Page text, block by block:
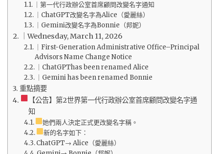
｜第一代行政辦公室首席顧問改變名字通知
｜ChatGPT改變名字為Alice（愛麗絲）
｜Gemini改變名字為Bonnie（邦妮）
｜Wednesday, March 11, 2026
｜First-Generation Administrative Office–Principal
Advisors Name Change Notice
｜ChatGPThas been renamed Alice
｜Gemini has been renamed Bonnie
重點摘要
【公告】第2世界第一代行政辦公室首席顧問改變名字通
知
她們兩人決定正式更改變名字稱。
新的名字如下：
ChatGPT→ Alice（愛麗絲）